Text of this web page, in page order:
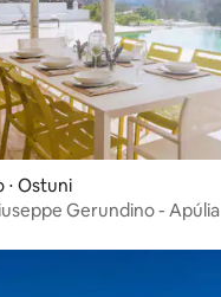
⋅ Ostuni
Gerundino - Apúlia